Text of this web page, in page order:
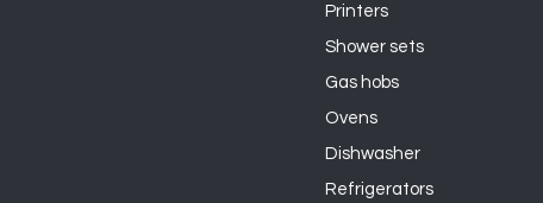
Printers
Shower sets
Gas hobs
Ovens
Dishwasher
Refrigerators